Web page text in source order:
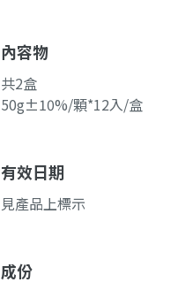
內容物
共2盒
50g±10%/顆*12入/盒
有效日期
見產品上標示
成份